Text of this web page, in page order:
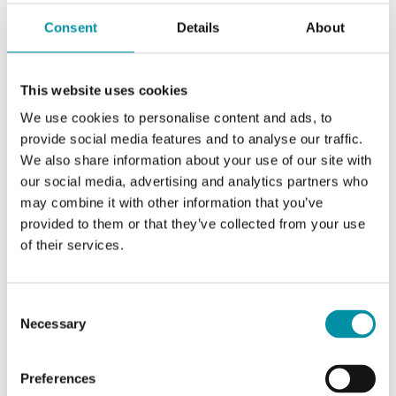
Consent Details About
This website uses cookies
We use cookies to personalise content and ads, to
provide social media features and to analyse our traffic.
We also share information about your use of our site with
our social media, advertising and analytics partners who
may combine it with other information that you’ve
provided to them or that they’ve collected from your use
of their services.
Selection
Necessary
Preferences
4181 CD Waardenburg
E-mail:verkoop@regin.nl
Web:www.regincontrols.nl